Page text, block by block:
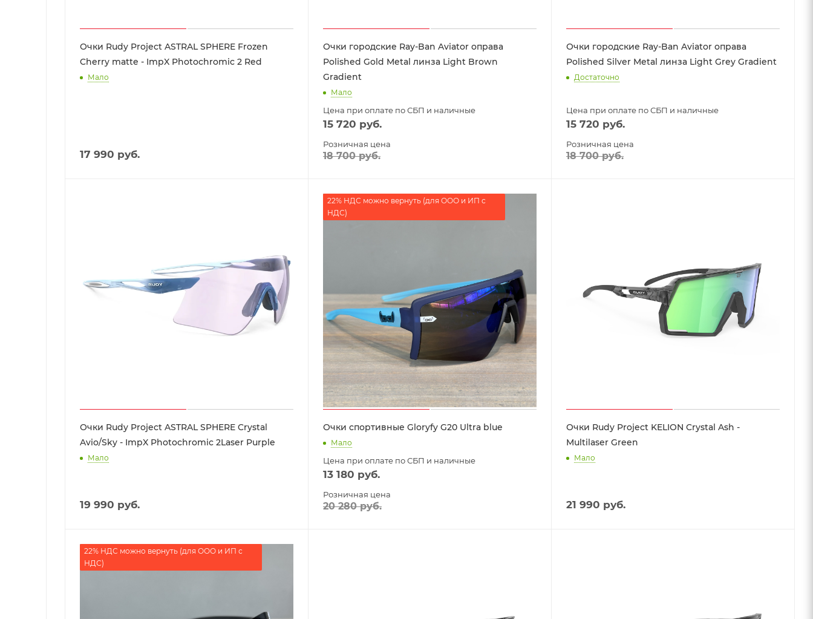
Очки Rudy Project ASTRAL SPHERE Frozen
Cherry matte - ImpX Photochromic 2 Red
Мало
17 990 руб.
Очки городские Ray-Ban Aviator оправа
Polished Gold Metal линза Light Brown
Gradient
Мало
Цена при оплате по СБП и наличные
15 720 руб.
Розничная цена
18 700руб.
Очки городские Ray-Ban Aviator оправа
Polished Silver Metal линза Light Grey Gradient
Достаточно
Цена при оплате по СБП и наличные
15 720 руб.
Розничная цена
18 700руб.
Очки Rudy Project ASTRAL SPHERE Crystal
Avio/Sky - ImpX Photochromic 2Laser Purple
Мало
19 990 руб.
22% НДС можно вернуть (для ООО и ИП с
НДС)
Очки спортивные Gloryfy G20 Ultra blue
Мало
Цена при оплате по СБП и наличные
13 180 руб.
Розничная цена
20 280руб.
Очки Rudy Project KELION Crystal Ash -
Multilaser Green
Мало
21 990 руб.
22% НДС можно вернуть (для ООО и ИП с
НДС)